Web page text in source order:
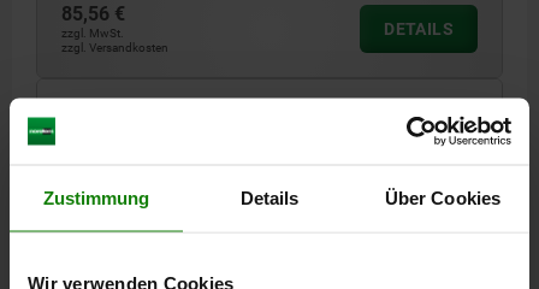
Zustimmung Details Über Cookies
Wir verwenden Cookies
85,56 €
zzgl. MwSt.
zzgl. Versandkosten
DETAILS